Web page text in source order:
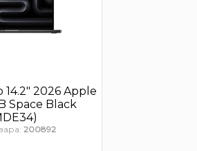
2026 Apple
Space Black
200892